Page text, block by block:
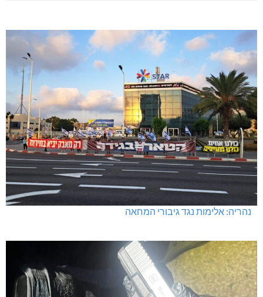
נהריה: אלימות נגד גיבורי המחאה